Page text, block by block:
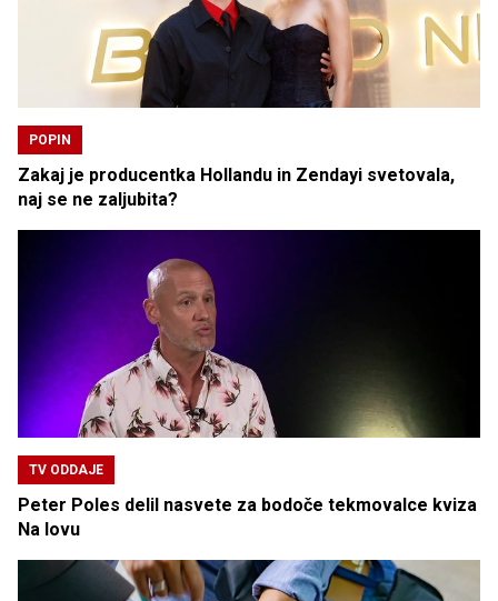
POPIN
Zakaj je producentka Hollandu in Zendayi svetovala,
naj se ne zaljubita?
TV ODDAJE
Peter Poles delil nasvete za bodoče tekmovalce kviza
Na lovu